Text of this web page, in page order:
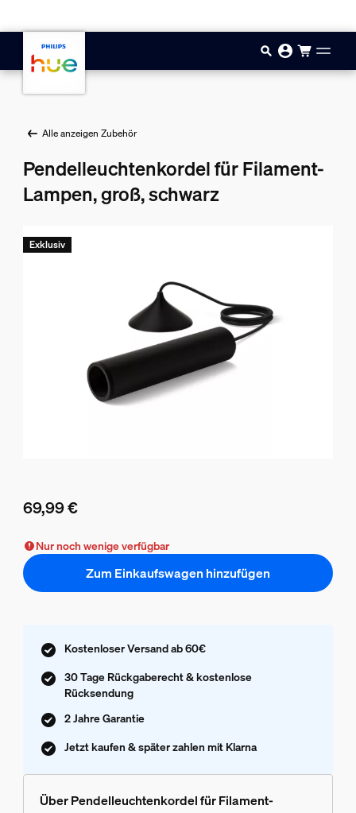
Alle anzeigen Zubehör
Pendelleuchtenkordel für Filament-
Lampen, groß, schwarz
69,99 €
Exklusiv
Nur noch wenige verfügbar
Zum Einkaufswagen hinzufügen
Kostenloser Versand ab 60€
30 Tage Rückgaberecht & kostenlose
Rücksendung
2 Jahre Garantie
Jetzt kaufen & später zahlen mit Klarna
Über Pendelleuchtenkordel für Filament-